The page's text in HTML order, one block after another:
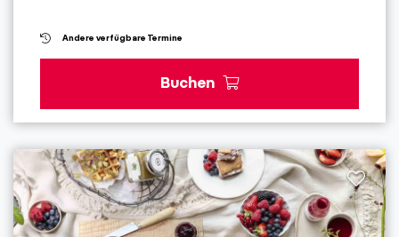
Andere verfügbare Termine
Buchen